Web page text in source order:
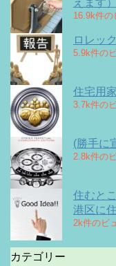
16.9k件の
ロレッ
5.9k件の
住宅用
3.7k件の
(勝手に
2.8k件の
住むと
港区に
2k件のビ
カテゴリー